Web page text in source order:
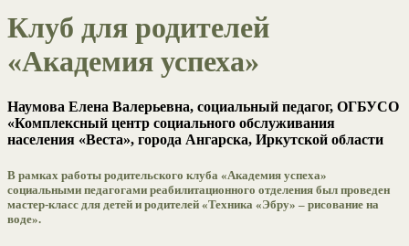
Клуб для родителей
«Академия успеха»
Наумова Елена Валерьевна, социальный педагог, ОГБУСО
«Комплексный центр социального обслуживания
населения «Веста», города Ангарска, Иркутской области
В рамках работы родительского клуба «Академия успеха»
социальными педагогами реабилитационного отделения был проведен
мастер-класс для детей и родителей «Техника «Эбру» – рисование на
воде».